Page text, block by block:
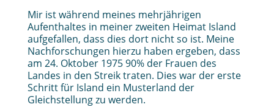
Mir ist während meines mehrjährigen
Aufenthaltes in meiner zweiten Heimat Island
aufgefallen, dass dies dort nicht so ist. Meine
Nachforschungen hierzu haben ergeben, dass
am 24. Oktober 1975 90% der Frauen des
Landes in den Streik traten. Dies war der erste
Schritt für Island ein Musterland der
Gleichstellung zu werden.